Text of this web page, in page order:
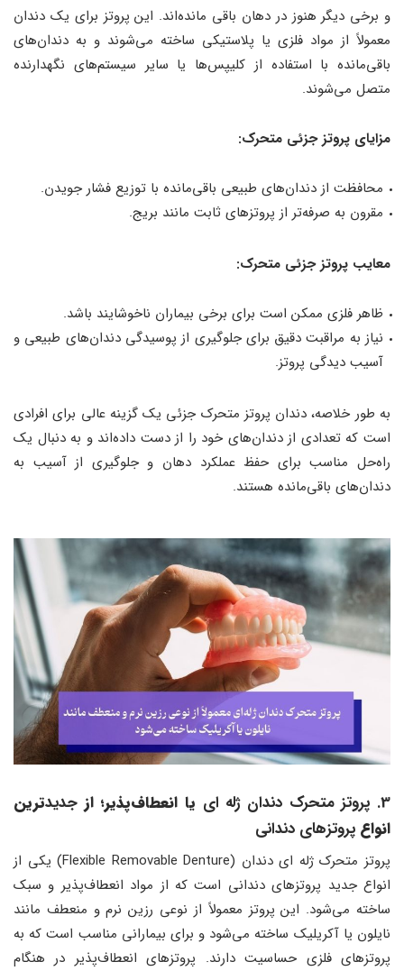
و برخی دیگر هنوز در دهان باقی مانده‌اند. این پروتز برای یک دندان
معمولاً از مواد فلزی یا پلاستیکی ساخته می‌شوند و به دندان‌های
باقی‌مانده با استفاده از کلیپس‌ها یا سایر سیستم‌های نگهدارنده
متصل می‌شوند.
مزایای پروتز جزئی متحرک:
محافظت از دندان‌های طبیعی باقی‌مانده با توزیع فشار جویدن.
مقرون به صرفه‌تر از پروتزهای ثابت مانند بریج.
معایب پروتز جزئی متحرک:
ظاهر فلزی ممکن است برای برخی بیماران ناخوشایند باشد.
نیاز به مراقبت دقیق برای جلوگیری از پوسیدگی دندان‌های طبیعی و
آسیب دیدگی پروتز.
به طور خلاصه، دندان پروتز متحرک جزئی یک گزینه عالی برای افرادی
است که تعدادی از دندان‌های خود را از دست داده‌اند و به دنبال یک
راه‌حل مناسب برای حفظ عملکرد دهان و جلوگیری از آسیب به
دندان‌های باقی‌مانده هستند.
3. پروتز متحرک دندان ژله ای یا انعطاف‌پذیر؛ از جدیدترین
انواع پروتزهای دندانی
پروتز متحرک ژله ای دندان (Flexible Removable Denture) یکی از
انواع جدید پروتزهای دندانی است که از مواد انعطاف‌پذیر و سبک
ساخته می‌شود. این پروتز معمولاً از نوعی رزین نرم و منعطف مانند
نایلون یا آکریلیک ساخته می‌شود و برای بیمارانی مناسب است که به
پروتزهای فلزی حساسیت دارند. پروتزهای انعطاف‌پذیر در هنگام